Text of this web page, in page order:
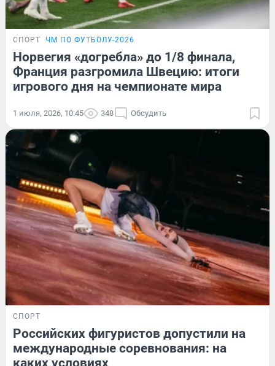
СПОРТ ЧМ ПО ФУТБОЛУ-2026
Норвегия «догребла» до 1/8 финала,
Франция разгромила Швецию: итоги
игрового дня на чемпионате мира
1 июля, 2026, 10:45 348 Обсудить
СПОРТ
Российских фигуристов допустили на
международные соревнования: на
каких условиях